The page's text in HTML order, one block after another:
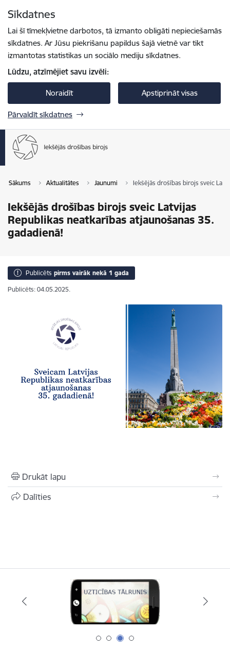
Sīkdatnes
Lai šī tīmekļvietne darbotos, tā izmanto obligāti nepieciešamās
sīkdatnes. Ar Jūsu piekrišanu papildus šajā vietnē var tikt
izmantotas statistikas un sociālo mediju sīkdatnes.
Lūdzu, atzīmējiet savu izvēli:
Noraidīt Apstiprināt visas
Pārvaldīt sīkdatnes
Sākums Aktualitātes Jaunumi Iekšējās drošības birojs sveic
Iekšējās drošības birojs sveic Latvijas
Republikas neatkarības atjaunošanas 35.
gadadienā!
Publicēts pirms vairāk nekā 1 gada
Publicēts: 04.05.2025.
Drukāt lapu
Dalīties